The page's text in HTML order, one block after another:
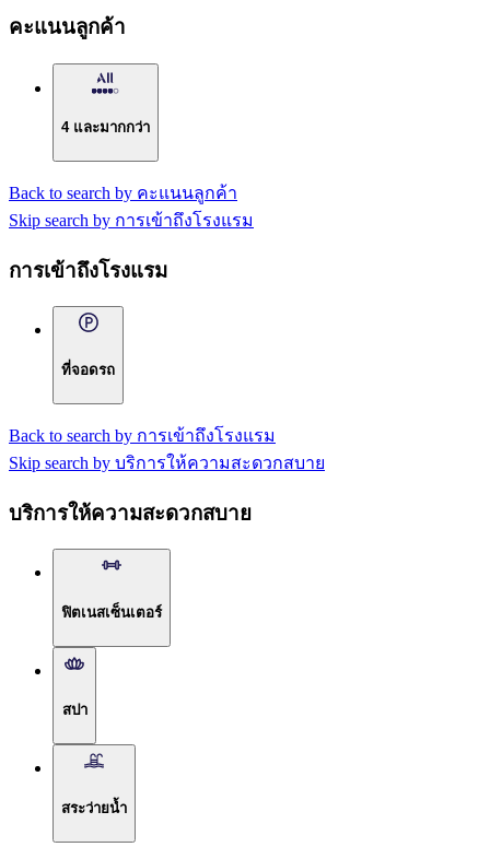
คะแนนลูกค้า
4 และมากกว่า
Back to search by คะแนนลูกค้า
Skip search by การเข้าถึงโรงแรม
การเข้าถึงโรงแรม
ที่จอดรถ
Back to search by การเข้าถึงโรงแรม
Skip search by บริการให้ความสะดวกสบาย
บริการให้ความสะดวกสบาย
ฟิตเนสเซ็นเตอร์
สปา
สระว่ายน้ำ